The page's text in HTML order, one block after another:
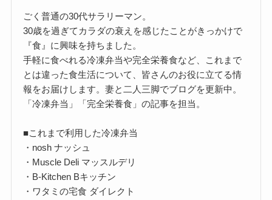
ごく普通の30代サラリーマン。
30歳を過ぎてカラダの衰えを感じたことがきっかけで
『食』に興味を持ちました。
手軽に食べれる冷凍弁当や完全栄養食など、これまで
とは違った食生活について、皆さんのお役に立てる情
報をお届けします。妻と二人三脚でブログを更新中。
「冷凍弁当」「完全栄養食」の記事を担当。
■これまで利用した冷凍弁当
・nosh ナッシュ
・Muscle Deli マッスルデリ
・B-Kitchen Bキッチン
・ワタミの宅食 ダイレクト